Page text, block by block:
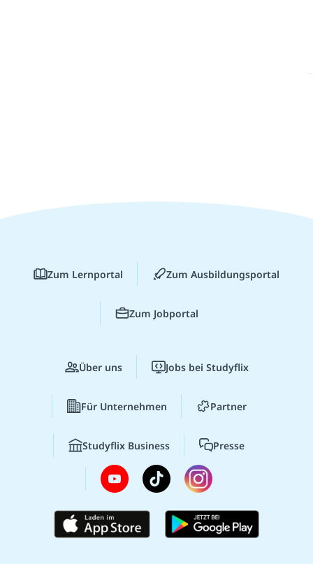
Zum Lernportal Zum Ausbildungsportal
Zum Jobportal
Über uns Jobs bei Studyflix
Für Unternehmen Partner
Studyflix Business Presse